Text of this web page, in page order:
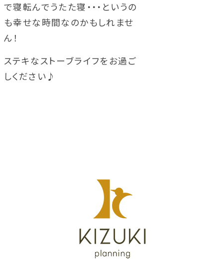
で寝転んでうたた寝・・・というの
も幸せな時間なのかもしれませ
ん！
ステキなストーブライフをお過ご
しください♪